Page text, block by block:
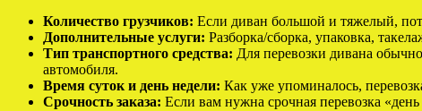
Количество грузчиков: Если диван большой и тяжелый,
Дополнительные услуги: Разборка/сборка, упаковка,
Тип транспортного средства: Для перевозки дивана
автомобиля.
Время суток и день недели: Как уже упоминалось,
Срочность заказа: Если вам нужна срочная перевозка